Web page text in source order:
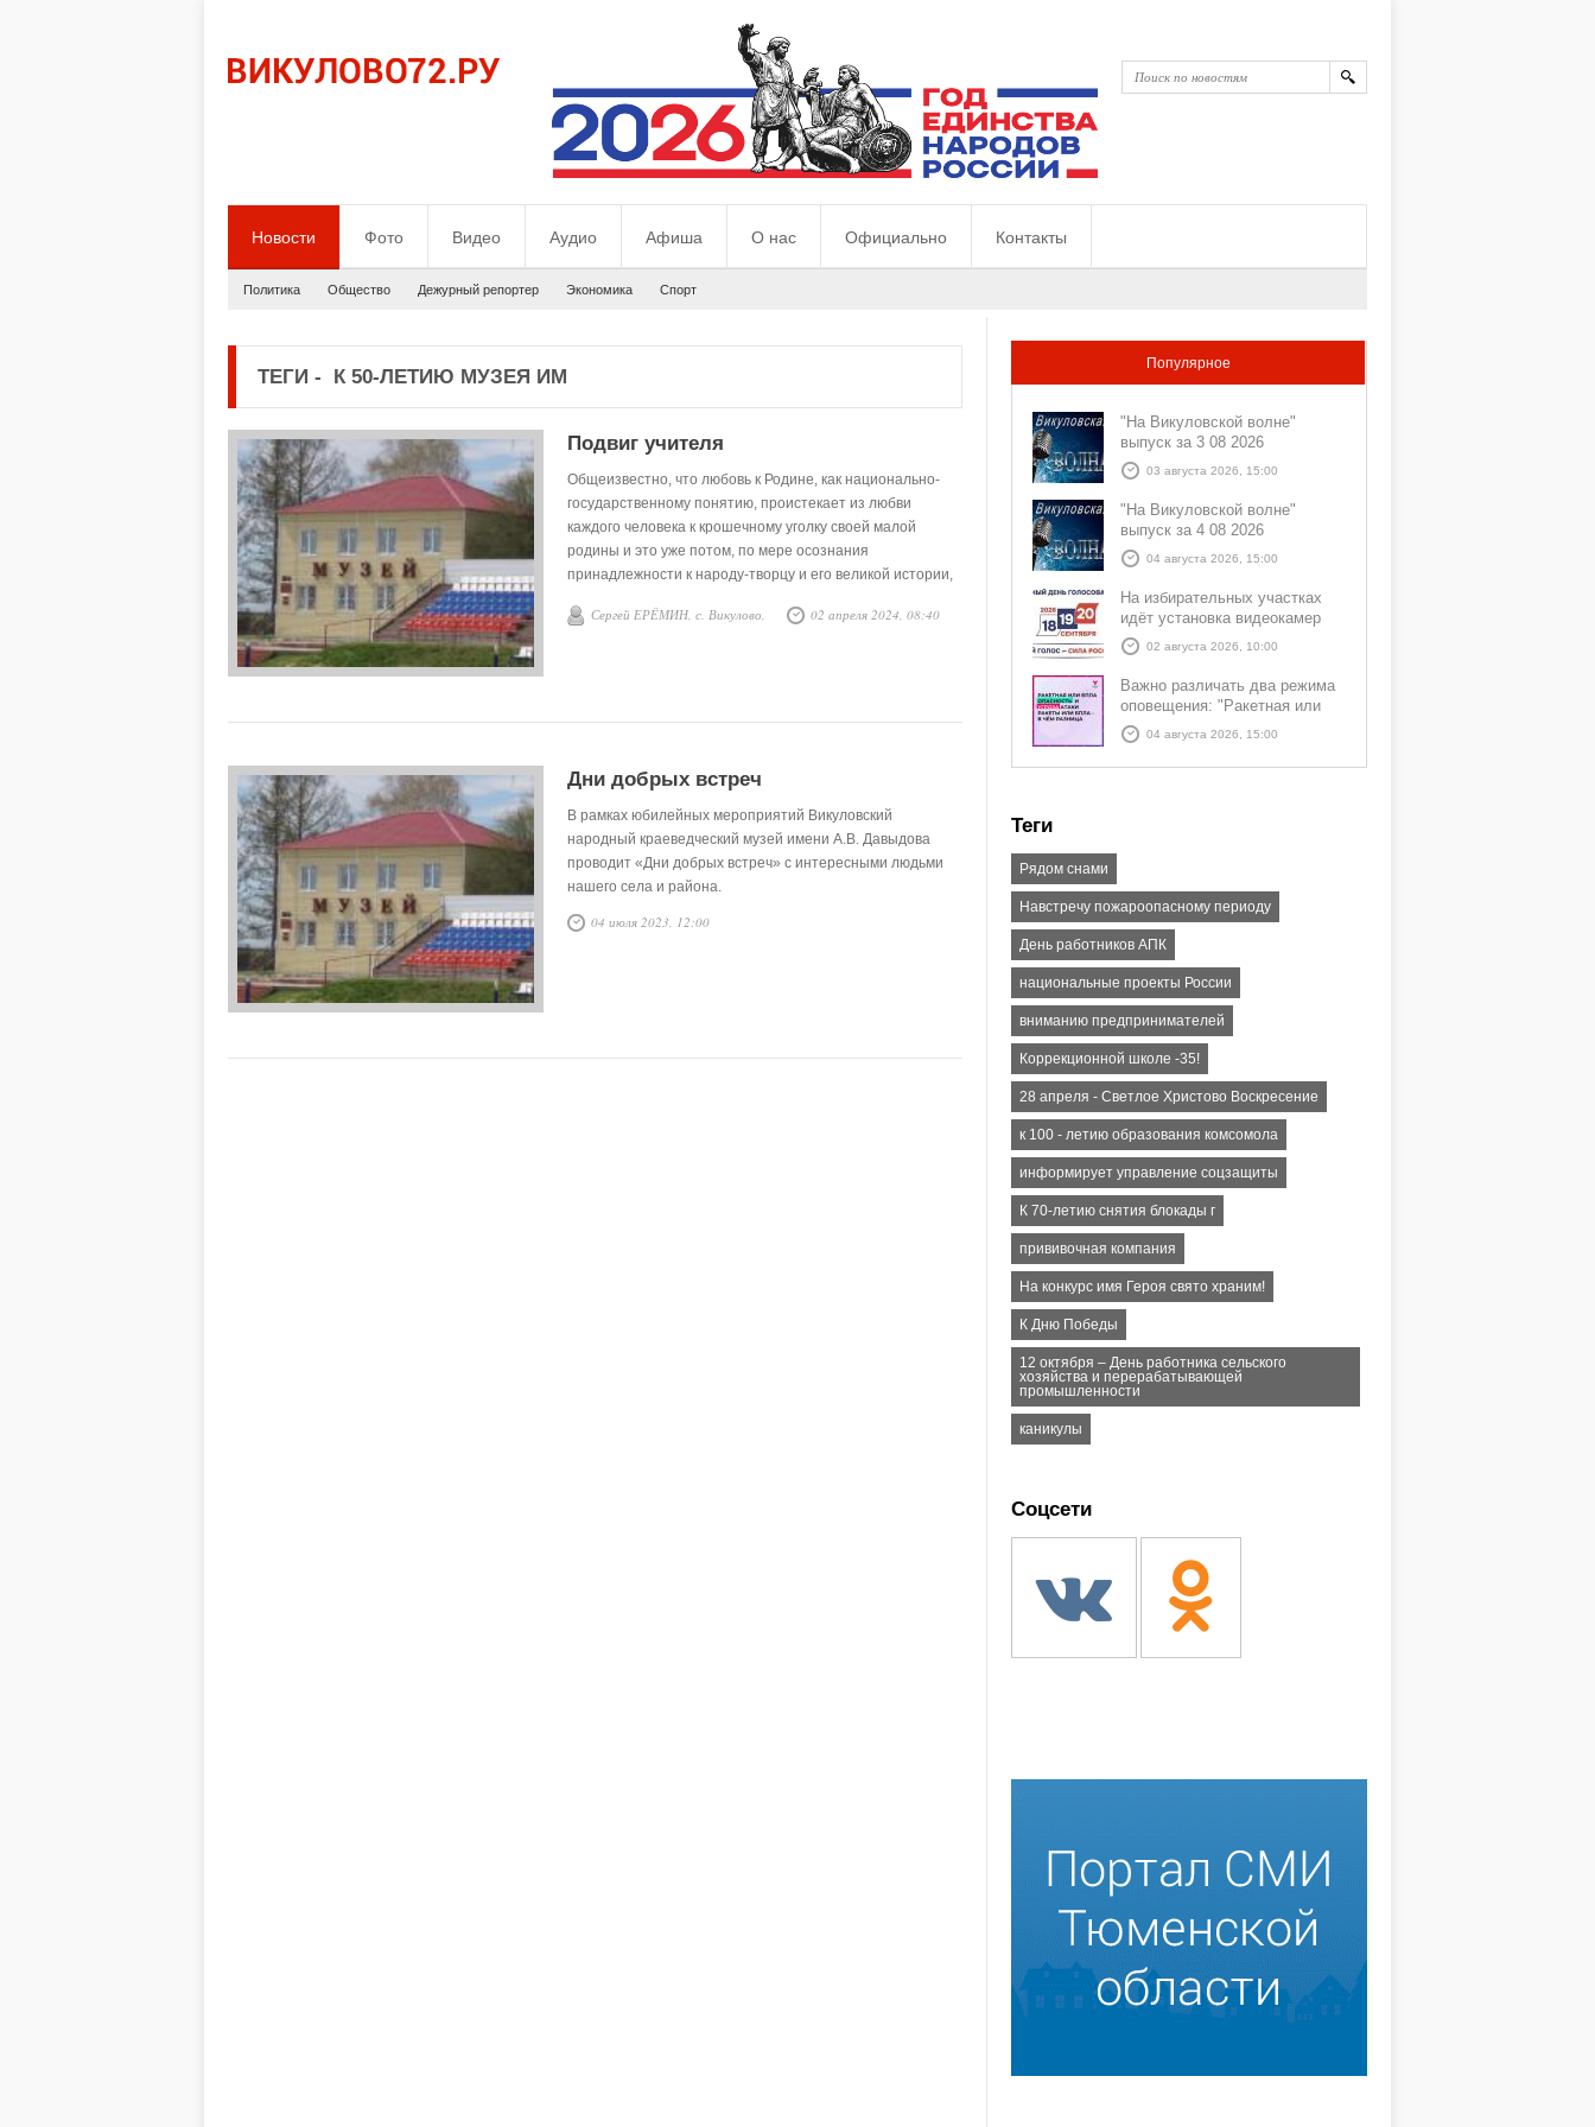
Новости Фото Видео Аудио Афиша О нас Официально Контакты
Политика Общество Дежурный репортер Экономика Спорт
ТЕГИ - К 50-ЛЕТИЮ МУЗЕЯ ИМ
Подвиг учителя
Общеизвестно, что любовь к Родине, как национально-
государственному понятию, проистекает из любви
каждого человека к крошечному уголку своей малой
родины и это уже потом, по мере осознания
принадлежности к народу-творцу и его великой истории,
– патриотизм.
Сергей ЕРЁМИН, с. Викулово, 02 апреля 2024, 08:40
Дни добрых встреч
В рамках юбилейных мероприятий Викуловский
народный краеведческий музей имени А.В. Давыдова
проводит «Дни добрых встреч» с интересными людьми
нашего села и района.
04 июля 2023, 12:00
Популярное
"На Викуловской волне"
выпуск за 3 08 2026
03 августа 2026, 15:00
"На Викуловской волне"
выпуск за 4 08 2026
04 августа 2026, 15:00
На избирательных участках
идёт установка видеокамер
02 августа 2026, 10:00
Важно различать два режима
оповещения: "Ракетная или
БПЛА опасность" и "Угроза
атаки ракеты или БПЛА"
04 августа 2026, 15:00
Теги
Рядом снами
Навстречу пожароопасному периоду
День работников АПК
национальные проекты России
вниманию предпринимателей
Коррекционной школе -35!
28 апреля - Светлое Христово Воскресение
к 100 - летию образования комсомола
информирует управление соцзащиты
К 70-летию снятия блокады г
прививочная компания
На конкурс имя Героя свято храним!
К Дню Победы
12 октября – День работника сельского
хозяйства и перерабатывающей
промышленности
каникулы
Соцсети